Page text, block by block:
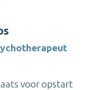
voor opstart